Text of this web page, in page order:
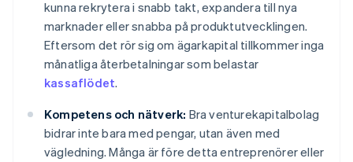
kunna rekrytera i snabb takt, expandera till nya
marknader eller snabba på produktutvecklingen.
Eftersom det rör sig om ägarkapital tillkommer inga
månatliga återbetalningar som belastar
kassaflödet.
Kompetens och nätverk: Bra venturekapitalbolag
bidrar inte bara med pengar, utan även med
vägledning. Många är före detta entreprenörer eller